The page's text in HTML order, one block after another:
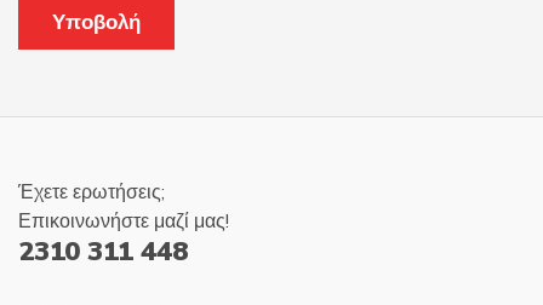
Έχετε ερωτήσεις;
Επικοινωνήστε μαζί μας!
2310 311 448